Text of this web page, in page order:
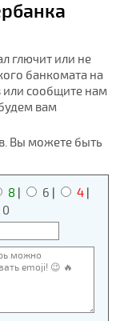
глючит или не
банкомата на
или сообщите нам
вам
Вы можете быть
8 | 6 | 4|
0